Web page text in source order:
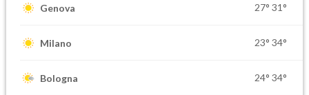
Genova 27° 31°
Milano 23° 34°
Bologna 24° 34°